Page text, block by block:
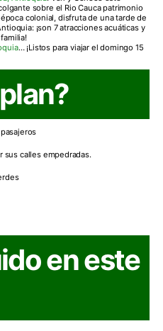
sobre el Rio Cauca patrimonio
colonial, disfruta de una tarde de
¡son 7 atracciones acuáticas y
… ¡Listos para viajar el domingo 15
sus calles empedradas.
en este